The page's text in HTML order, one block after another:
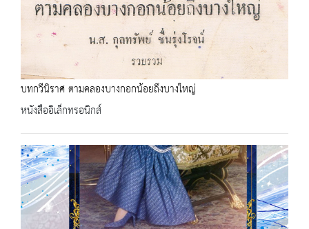
บทกวีนิราศ ตามคลองบางกอกน้อยถึงบางใหญ่
หนังสืออิเล็กทรอนิกส์